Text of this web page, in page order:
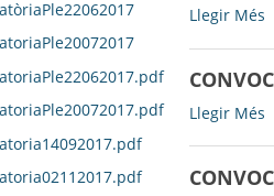
Llegir Més
Llegir Més